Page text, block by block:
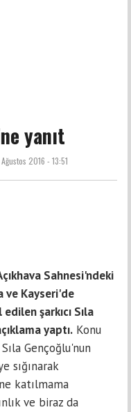
yanıt
2016 - 13:51
Sahnesi'ndeki
ve Kayseri'de
şarkıcı Sıla
yaptı. Konu
Gençoğlu'nun
sığınarak
katılmama
ve biraz da